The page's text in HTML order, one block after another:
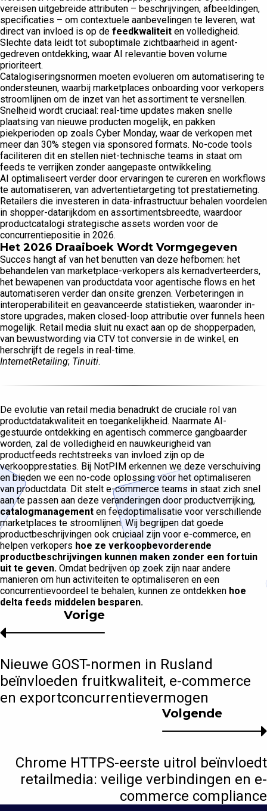
vereisen uitgebreide attributen – beschrijvingen, afbeeldingen,
specificaties – om contextuele aanbevelingen te leveren, wat
direct van invloed is op de feedkwaliteit en volledigheid.
Slechte data leidt tot suboptimale zichtbaarheid in agent-
gedreven ontdekking, waar AI relevantie boven volume
prioriteert.
Catalogiseringsnormen moeten evolueren om automatisering te
ondersteunen, waarbij marketplaces onboarding voor verkopers
stroomlijnen om de inzet van het assortiment te versnellen.
Snelheid wordt cruciaal: real-time updates maken snelle
plaatsing van nieuwe producten mogelijk, en pakken
piekperioden op zoals Cyber Monday, waar de verkopen met
meer dan 30% stegen via sponsored formats. No-code tools
faciliteren dit en stellen niet-technische teams in staat om
feeds te verrijken zonder aangepaste ontwikkeling.
AI optimaliseert verder door ervaringen te cureren en workflows
te automatiseren, van advertentietargeting tot prestatiemeting.
Retailers die investeren in data-infrastructuur behalen voordelen
in shopper-datarijkdom en assortimentsbreedte, waardoor
productcatalogi strategische assets worden voor de
concurrentiepositie in 2026.
Het 2026 Draaiboek Wordt Vormgegeven
Succes hangt af van het benutten van deze hefbomen: het
behandelen van marketplace-verkopers als kernadverteerders,
het bewapenen van productdata voor agentische flows en het
automatiseren verder dan onsite grenzen. Verbeteringen in
interoperabiliteit en geavanceerde statistieken, waaronder in-
store upgrades, maken closed-loop attributie over funnels heen
mogelijk. Retail media sluit nu exact aan op de shopperpaden,
van bewustwording via CTV tot conversie in de winkel, en
herschrijft de regels in real-time.
InternetRetailing; Tinuiti.
De evolutie van retail media benadrukt de cruciale rol van
productdatakwaliteit en toegankelijkheid. Naarmate AI-
gestuurde ontdekking en agentisch commerce gangbaarder
worden, zal de volledigheid en nauwkeurigheid van
productfeeds rechtstreeks van invloed zijn op de
verkoopprestaties. Bij NotPIM erkennen we deze verschuiving
en bieden we een no-code oplossing voor het optimaliseren
van productdata. Dit stelt e-commerce teams in staat zich snel
aan te passen aan deze veranderingen door productverrijking,
catalogmanagement en feedoptimalisatie voor verschillende
marketplaces te stroomlijnen. Wij begrijpen dat goede
productbeschrijvingen ook cruciaal zijn voor e-commerce, en
helpen verkopers hoe ze verkoopbevorderende
productbeschrijvingen kunnen maken zonder een fortuin
uit te geven. Omdat bedrijven op zoek zijn naar andere
manieren om hun activiteiten te optimaliseren en een
concurrentievoordeel te behalen, kunnen ze ontdekken hoe
delta feeds middelen besparen.
Volgende
Chrome HTTPS-eerste uitrol beïnvloedt
retailmedia: veilige verbindingen en e-
commerce compliance
Vorige
Nieuwe GOST-normen in Rusland
beïnvloeden fruitkwaliteit, e-commerce
en exportconcurrentievermogen